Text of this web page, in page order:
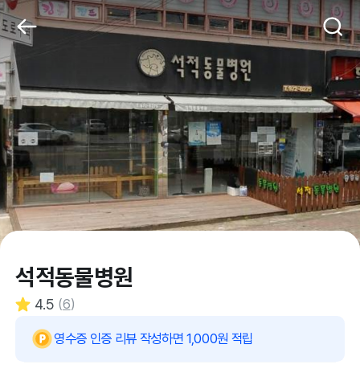
석적동물병원
4.5 (6)
영수증 인증 리뷰 작성하면 1,000원 적립